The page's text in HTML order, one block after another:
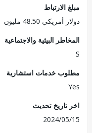
48.50 مليون
البيئية والاجتماعية
خدمات استشارية
تحديث
2024/